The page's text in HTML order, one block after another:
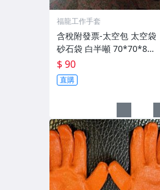
福龍工作手套
含稅附發票-太空包 太空袋
砂石袋 白半噸 70*70*80
優惠價90元滿20個以上免
運費
$ 90
直購